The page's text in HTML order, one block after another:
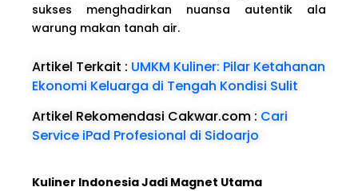
sukses menghadirkan nuansa autentik ala
warung makan tanah air.
Artikel Terkait : UMKM Kuliner: Pilar Ketahanan
Ekonomi Keluarga di Tengah Kondisi Sulit
Artikel Rekomendasi Cakwar.com : Cari
Service iPad Profesional di Sidoarjo
Kuliner Indonesia Jadi Magnet Utama